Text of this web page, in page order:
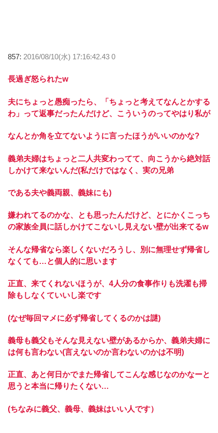
857: 2016/08/10(水) 17:16:42.43 0
長過ぎ怒られたw
夫にちょっと愚痴ったら、「ちょっと考えてなんとかする
わ」って返事だったんだけど、こういうのってやはり私が
なんとか角を立てないように言ったほうがいいのかな?
義弟夫婦はちょっと二人共変わってて、向こうから絶対話
しかけて来ないんだ(私だけではなく、実の兄弟
である夫や義両親、義妹にも)
嫌われてるのかな、とも思ったんだけど、とにかくこっち
の家族全員に話しかけてこないし見えない壁が出来てるw
そんな帰省なら楽しくないだろうし、別に無理せず帰省し
なくても…と個人的に思います
正直、来てくれないほうが、4人分の食事作りも洗濯も掃
除もしなくていいし楽です
(なぜ毎回マメに必ず帰省してくるのかは謎)
義母も義父もそんな見えない壁があるからか、義弟夫婦に
は何も言わない(言えないのか言わないのかは不明)
正直、あと何日かでまた帰省してこんな感じなのかなーと
思うと本当に帰りたくない…
(ちなみに義父、義母、義妹はいい人です）